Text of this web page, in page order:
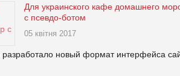
Для украинского кафе домашнего
с псевдо-ботом
05 квітня 2017
новый формат интерфейса